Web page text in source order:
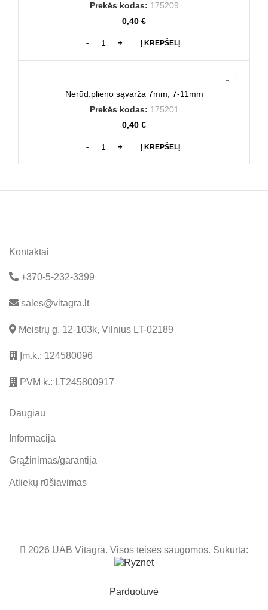
Prekės kodas: 175209
0,40 €
Į KREPŠELĮ
Nerūd.plieno sąvarža 7mm, 7-11mm
Prekės kodas: 175201
0,40 €
Į KREPŠELĮ
Kontaktai
+370-5-232-3399
sales@vitagra.lt
Meistrų g. 12-103k, Vilnius LT-02189
Įm.k.: 124580096
PVM k.: LT245800917
Daugiau
Informacija
Grąžinimas/garantija
Atliekų rūšiavimas
2026 UAB Vitagra. Visos teisės saugomos. Sukurta:
Parduotuvė